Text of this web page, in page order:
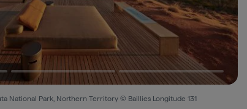
National Park, Northern Territory © Baillies Longitude 131